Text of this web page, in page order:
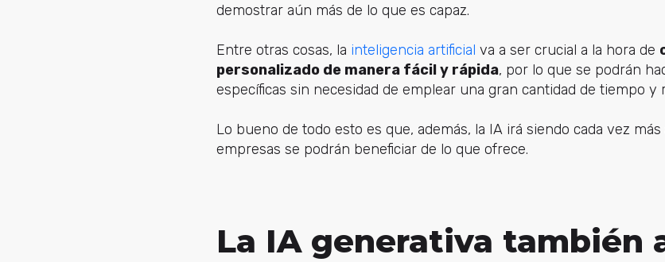
demostrar aún más de lo que es capaz.
Entre otras cosas, la inteligencia artificial va a ser crucial a la hora de
personalizado de manera fácil y rápida, por lo que se podrán
específicas sin necesidad de emplear una gran cantidad de tiempo y
Lo bueno de todo esto es que, además, la IA irá siendo cada vez
empresas se podrán beneficiar de lo que ofrece.
La IA generativa también